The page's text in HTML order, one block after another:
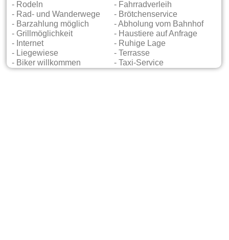
- Rodeln
- Fahrradverleih
- Rad- und Wanderwege
- Brötchenservice
- Barzahlung möglich
- Abholung vom Bahnhof
- Grillmöglichkeit
- Haustiere auf Anfrage
- Internet
- Ruhige Lage
- Liegewiese
- Terrasse
- Biker willkommen
- Taxi-Service